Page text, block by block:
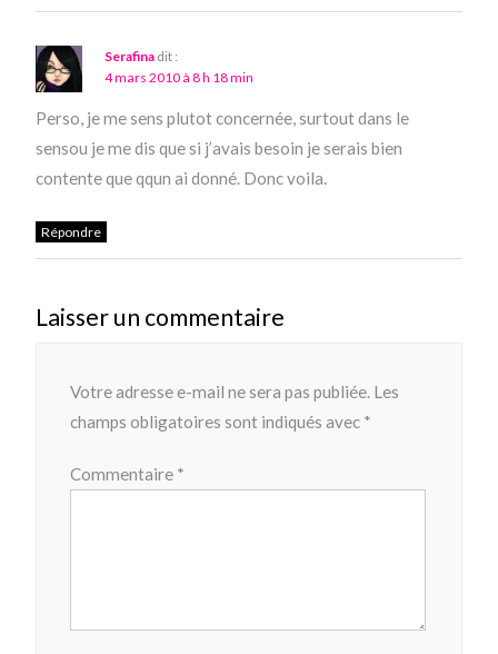
Serafina dit :
4 mars 2010 à 8 h 18 min
Perso, je me sens plutot concernée, surtout dans le
sensou je me dis que si j’avais besoin je serais bien
contente que qqun ai donné. Donc voila.
Répondre
Laisser un commentaire
Votre adresse e-mail ne sera pas publiée. Les
champs obligatoires sont indiqués avec *
Commentaire *